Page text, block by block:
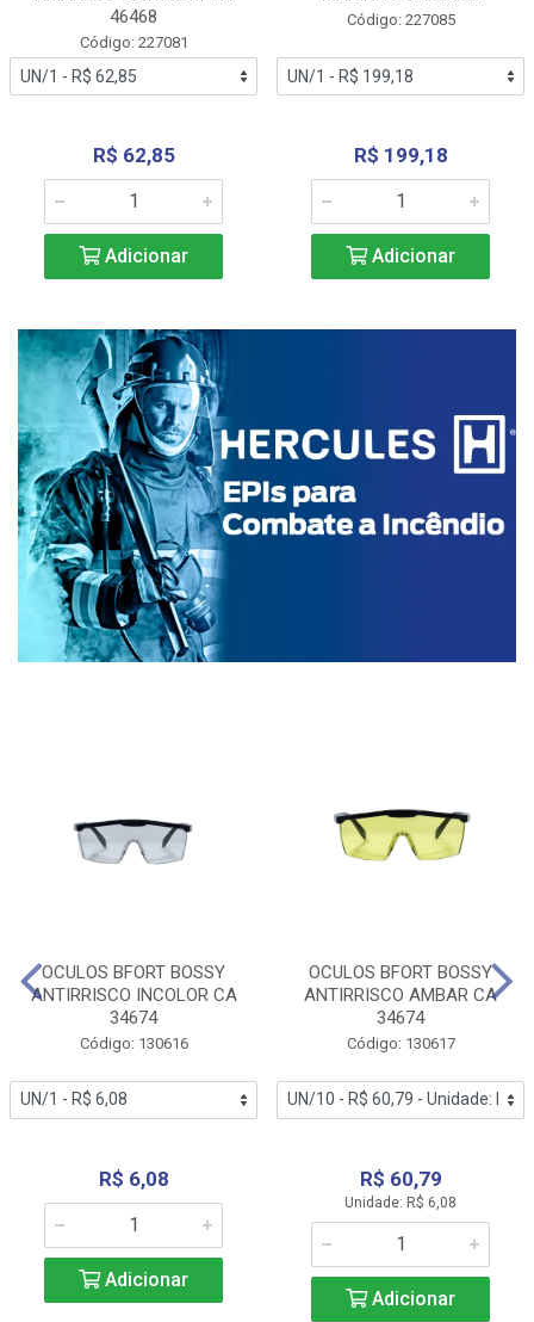
46468
Código: 227081
R$ 62,85
Adicionar
Código: 227085
R$ 199,18
Adicionar
OCULOS BFORT BOSSY
ANTIRRISCO INCOLOR CA
34674
Código: 130616
R$ 6,08
Adicionar
OCULOS BFORT BOSSY
ANTIRRISCO AMBAR CA
34674
Código: 130617
R$ 60,79
Unidade: R$ 6,08
Adicionar